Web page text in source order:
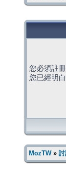
您必須註
您已經明
MozTW»